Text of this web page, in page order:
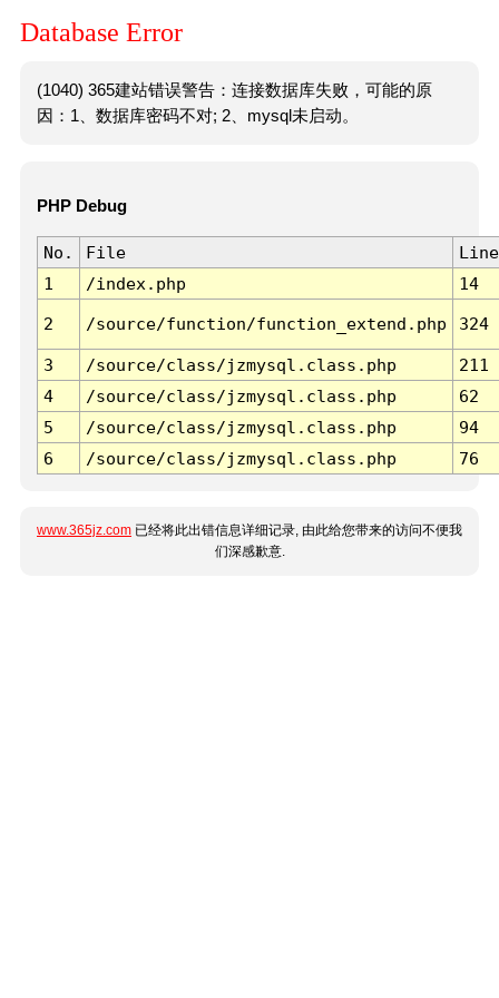
Database Error
(1040) 365建站错误警告：连接数据库失败，可能的原
因：1、数据库密码不对; 2、mysql未启动。
PHP Debug
No. File
Line
1
/index.php 14
2 /source/function/function_extend.php 324
3 /source/class/jzmysql.class.php
211
4
/source/class/jzmysql.class.php
62
5
/source/class/jzmysql.class.php
94
6
/source/class/jzmysql.class.php 76
www.365jz.com 已经将此出错信息详细记录, 由此给您带来的访问不便我
们深感歉意.